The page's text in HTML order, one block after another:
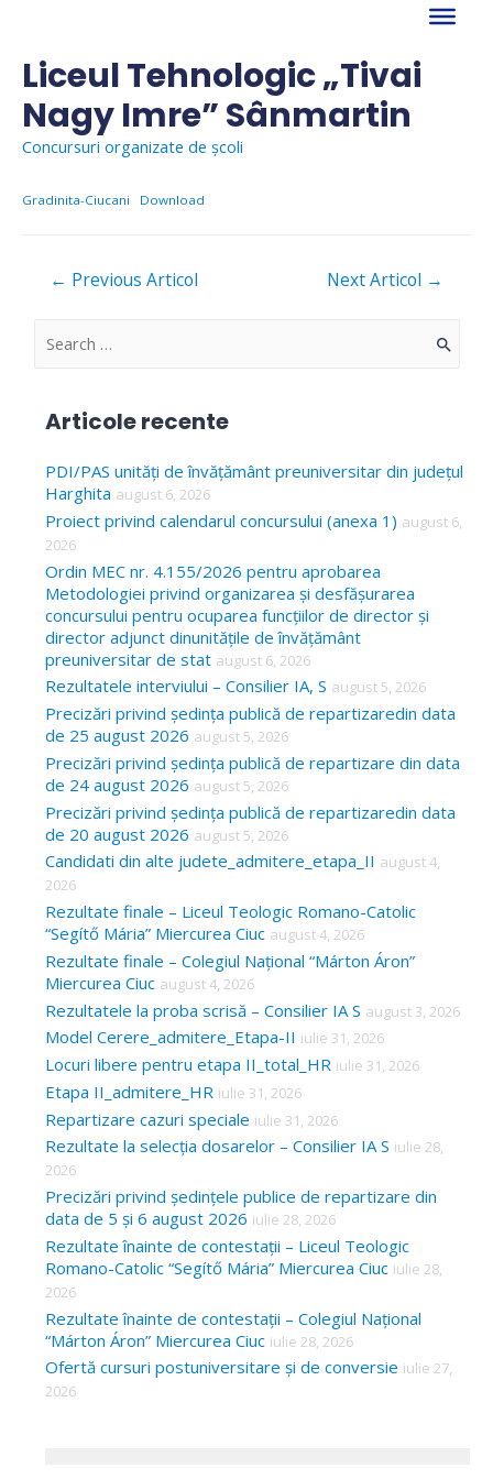
contentLiceul Tehnologic „Tivai
Nagy Imre” Sânmartin
Concursuri organizate de școli
Gradinita-Ciucani Download
Navigare
← Previous Articol Next Articol →
S
c
h
f
o
r
Articole recente
PDI/PAS unități de învățământ preuniversitar din județul
Harghita august 6, 2026
Proiect privind calendarul concursului (anexa 1) august 6,
2026
Ordin MEC nr. 4.155/2026 pentru aprobarea
Metodologiei privind organizarea și desfășurarea
concursului pentru ocuparea funcțiilor de director și
director adjunct dinunitățile de învățământ
preuniversitar de stat august 6, 2026
Rezultatele interviului – Consilier IA, S august 5, 2026
Precizări privind ședința publică de repartizaredin data
de 25 august 2026 august 5, 2026
Precizări privind ședința publică de repartizare din data
de 24 august 2026 august 5, 2026
Precizări privind ședința publică de repartizaredin data
de 20 august 2026 august 5, 2026
Candidati din alte judete_admitere_etapa_II august 4,
2026
Rezultate finale – Liceul Teologic Romano-Catolic
“Segítő Mária” Miercurea Ciuc august 4, 2026
Rezultate finale – Colegiul Național “Márton Áron”
Miercurea Ciuc august 4, 2026
Rezultatele la proba scrisă – Consilier IA S august 3, 2026
Model Cerere_admitere_Etapa-II iulie 31, 2026
Locuri libere pentru etapa II_total_HR iulie 31, 2026
Etapa II_admitere_HR iulie 31, 2026
Repartizare cazuri speciale iulie 31, 2026
Rezultate la selecția dosarelor – Consilier IA S iulie 28,
2026
Precizări privind ședințele publice de repartizare din
data de 5 și 6 august 2026 iulie 28, 2026
Rezultate înainte de contestații – Liceul Teologic
Romano-Catolic “Segítő Mária” Miercurea Ciuc iulie 28,
2026
Rezultate înainte de contestații – Colegiul Național
“Márton Áron” Miercurea Ciuc iulie 28, 2026
Ofertă cursuri postuniversitare și de conversie iulie 27,
2026